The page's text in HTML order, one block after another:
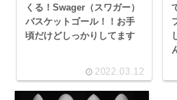
くる！Swager（スワガー）
バスケットゴール！！お手
頃だけどしっかりしてます
2022.03.12